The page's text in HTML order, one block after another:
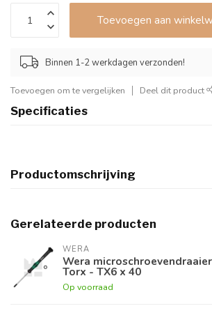
Toevoegen aan
Binnen 1-2 werkdagen verzonden!
Toevoegen om te vergelijken Deel dit product
Specificaties
Productomschrijving
Gerelateerde producten
WERA
Wera microschroevendraaier
Torx - TX6 x 40
Op voorraad